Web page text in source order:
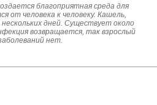
благоприятная среда для
от человека к человеку. Кашель,
дней. Существует около
возвращается, так взрослый
нет.